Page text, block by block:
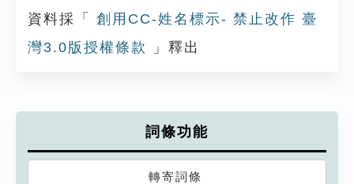
資料採「
創用CC-姓名標示- 禁止改作 臺
灣3.0版授權條款
」釋出
詞條功能
轉寄詞條